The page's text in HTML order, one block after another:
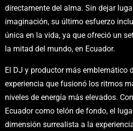
directamente del alma. Sin dejar
imaginación, su último esfuerzo
única en la vida, ya que ofreció un
la mitad del mundo, en Ecuador.
El DJ y productor más emblemático
experiencia que fusionó los ritmos
niveles de energía más elevados.
Ecuador como telón de fondo, el
dimensión surrealista a la